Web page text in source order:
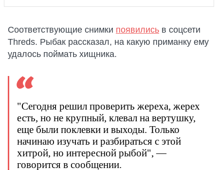
Соответствующие снимки появились в соцсети
Threds. Рыбак рассказал, на какую приманку ему
удалось поймать хищника.
"Сегодня решил проверить жереха, жерех
есть, но не крупный, клевал на вертушку,
еще были поклевки и выходы. Только
начинаю изучать и разбираться с этой
хитрой, но интересной рыбой", —
говорится в сообщении.